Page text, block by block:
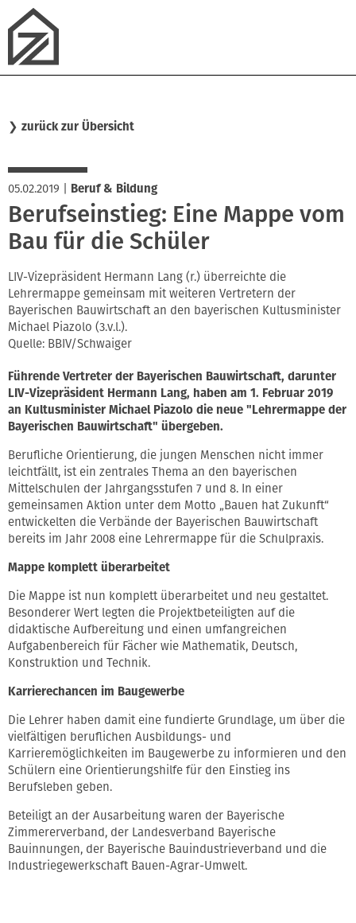
❯ zurück zur Übersicht
05.02.2019 Beruf & Bildung
Berufseinstieg: Eine Mappe vom
Bau für die Schüler
LIV-Vizepräsident Hermann Lang (r.) überreichte die
Lehrermappe gemeinsam mit weiteren Vertretern der
Bayerischen Bauwirtschaft an den bayerischen Kultusminister
Michael Piazolo (3.v.l.).
Quelle: BBIV/Schwaiger
Führende Vertreter der Bayerischen Bauwirtschaft, darunter
LIV-Vizepräsident Hermann Lang, haben am 1. Februar 2019
an Kultusminister Michael Piazolo die neue "Lehrermappe der
Bayerischen Bauwirtschaft" übergeben.
Berufliche Orientierung, die jungen Menschen nicht immer
leichtfällt, ist ein zentrales Thema an den bayerischen
Mittelschulen der Jahrgangsstufen 7 und 8. In einer
gemeinsamen Aktion unter dem Motto „Bauen hat Zukunft“
entwickelten die Verbände der Bayerischen Bauwirtschaft
bereits im Jahr 2008 eine Lehrermappe für die Schulpraxis.
Mappe komplett überarbeitet
Die Mappe ist nun komplett überarbeitet und neu gestaltet.
Besonderer Wert legten die Projektbeteiligten auf die
didaktische Aufbereitung und einen umfangreichen
Aufgabenbereich für Fächer wie Mathematik, Deutsch,
Konstruktion und Technik.
Karrierechancen im Baugewerbe
Die Lehrer haben damit eine fundierte Grundlage, um über die
vielfältigen beruflichen Ausbildungs- und
Karrieremöglichkeiten im Baugewerbe zu informieren und den
Schülern eine Orientierungshilfe für den Einstieg ins
Berufsleben geben.
Beteiligt an der Ausarbeitung waren der Bayerische
Zimmererverband, der Landesverband Bayerische
Bauinnungen, der Bayerische Bauindustrieverband und die
Industriegewerkschaft Bauen-Agrar-Umwelt.